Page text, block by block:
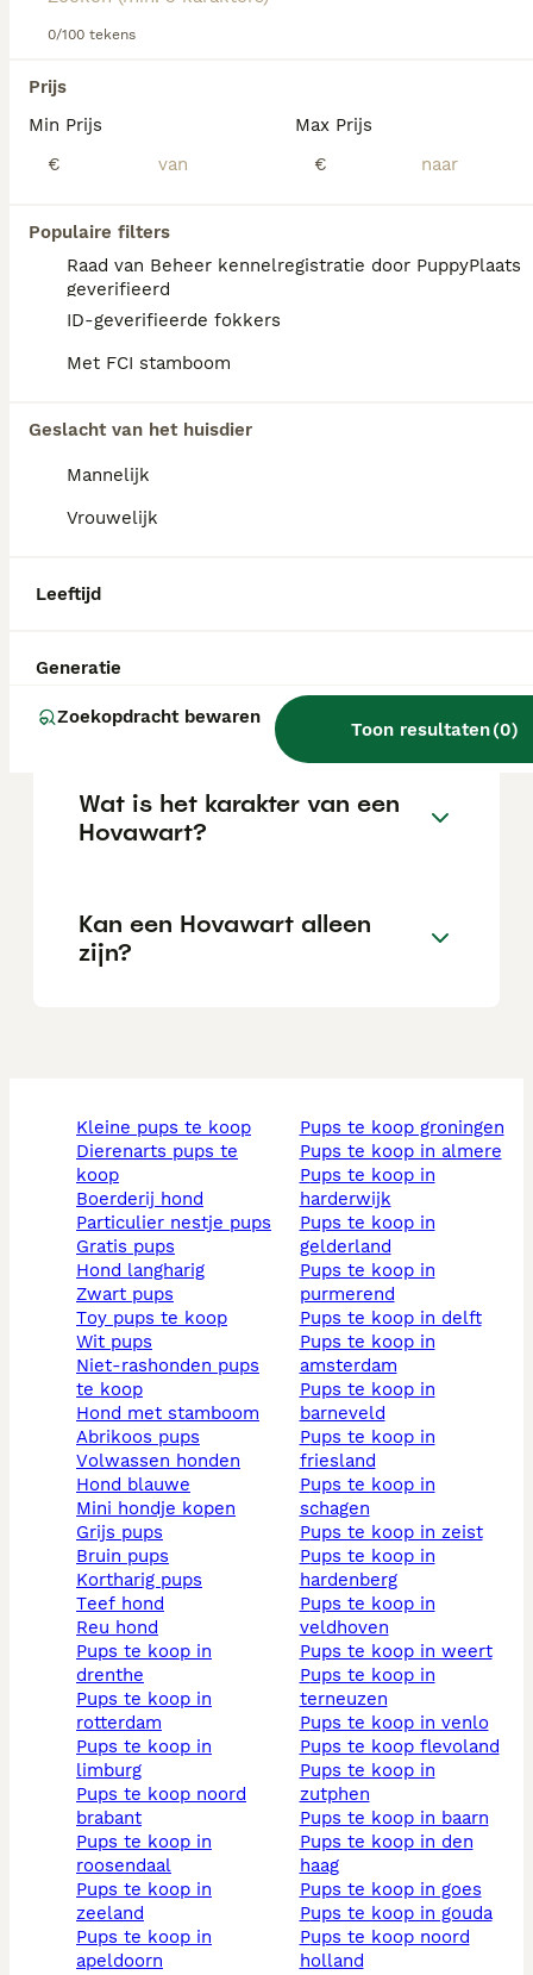
0/100 tekens
Prijs
Min Prijs
€
Max Prijs
€
Populaire filters
Raad van Beheer kennelregistratie door PuppyPlaats
geverifieerd
ID-geverifieerde fokkers
Met FCI stamboom
Geslacht van het huisdier
Mannelijk
Vrouwelijk
Leeftijd
Generatie
Zoekopdracht bewaren
Toon resultaten(0)
Lees onzeHovawart adviespagina
hondenras.
exacte zoekopdracht, sla dan je zoekopdracht op en
vind jouw perfecte hond:
FAQ's
een aanzienlijke investering die varieert
Zijn Hovawarts goede
Hoeveel kost een Hovawart?
Wat is het karakter van een
Hovawart?
Kan een Hovawart alleen
zijn?
kleine pups te koop
dierenarts pups te
koop
boerderij hond
particulier nestje pups
gratis pups
hond langharig
zwart pups
toy pups te koop
wit pups
niet-rashonden pups
te koop
hond met stamboom
abrikoos pups
volwassen honden
hond blauwe
mini hondje kopen
grijs pups
bruin pups
kortharig pups
teef hond
reu hond
pups te koop in
drenthe
pups te koop in
rotterdam
pups te koop in
limburg
pups te koop noord
brabant
pups te koop in
roosendaal
pups te koop in
zeeland
pups te koop in
apeldoorn
pups te koop groningen
pups te koop in almere
pups te koop in
harderwijk
pups te koop in
gelderland
pups te koop in
purmerend
pups te koop in delft
pups te koop in
amsterdam
pups te koop in
barneveld
pups te koop in
friesland
pups te koop in
schagen
pups te koop in zeist
pups te koop in
hardenberg
pups te koop in
veldhoven
pups te koop in weert
pups te koop in
terneuzen
pups te koop in venlo
pups te koop flevoland
pups te koop in
zutphen
pups te koop in baarn
pups te koop in den
haag
pups te koop in goes
pups te koop in gouda
pups te koop noord
holland